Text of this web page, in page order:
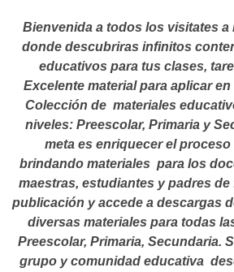
Bienvenida a todos los visitates a
donde descubriras infinitos
educativos para tus clases,
Excelente material para aplicar en
Colección de materiales
niveles: Preescolar, Primaria y
meta es enriquecer el proceso
brindando materiales para los
maestras, estudiantes y padres de
publicación y accede a descargas
diversas materiales para todas
Preescolar, Primaria, Secundaria.
grupo y comunidad educativa